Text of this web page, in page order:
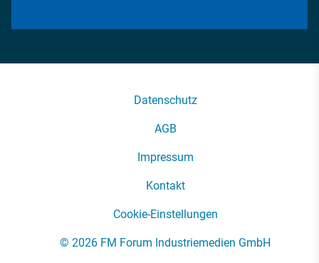
Datenschutz
AGB
Impressum
Kontakt
Cookie-Einstellungen
© 2026 FM Forum Industriemedien GmbH